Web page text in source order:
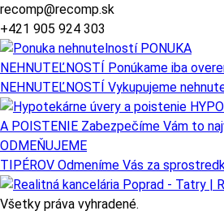
recomp@recomp.sk
+421 905 924 303
PONUKA
NEHNUTEĽNOSTÍ Ponúkame iba
NEHNUTEĽNOSTÍ Vykupujeme
A POISTENIE Zabezpečíme Vám to
ODMEŇUJEME
TIPÉROV Odmeníme Vás za
Všetky práva vyhradené.